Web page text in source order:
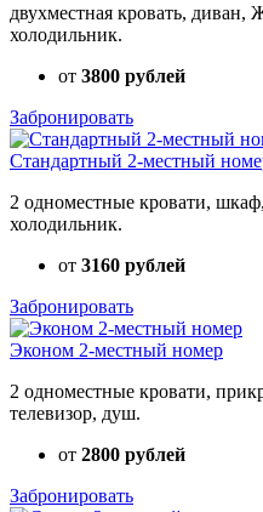
двухместная кровать,
холодильник.
от 3800 рублей
Забронировать
Стандартный 2-местный
2 одноместные кровати,
холодильник.
от 3160 рублей
Забронировать
Эконом 2-местный номер
2 одноместные кровати,
телевизор, душ.
от 2800 рублей
Забронировать